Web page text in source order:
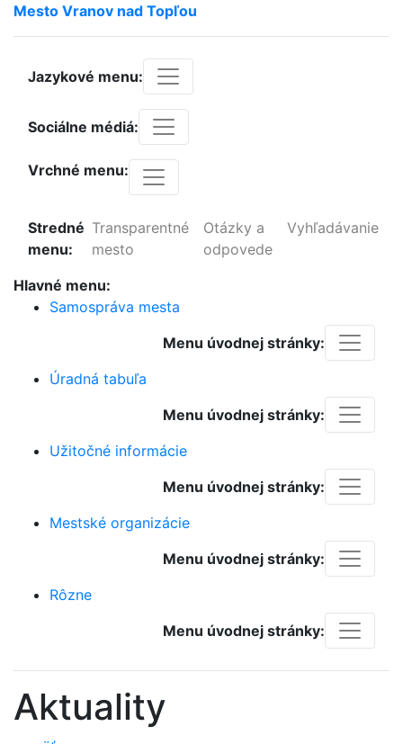
Mesto Vranov nad Topľou
Jazykové menu:
Sociálne médiá:
Vrchné menu:
Stredné
menu:
Transparentné
mesto
Otázky a
odpovede
Vyhľadávanie
Hlavné menu:
Samospráva mesta
Menu úvodnej stránky:
Úradná tabuľa
Menu úvodnej stránky:
Užitočné informácie
Menu úvodnej stránky:
Mestské organizácie
Menu úvodnej stránky:
Rôzne
Menu úvodnej stránky:
Aktuality